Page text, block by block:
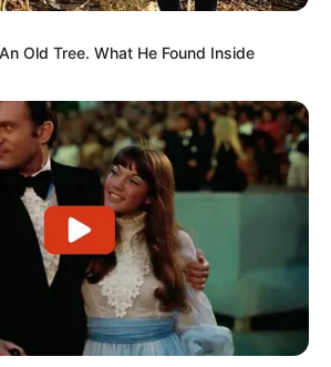
Old Tree. What He Found Inside